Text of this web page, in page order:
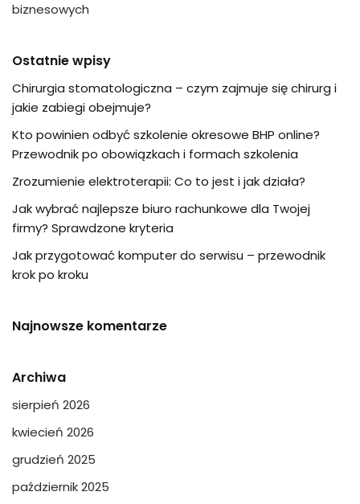
biznesowych
Ostatnie wpisy
Chirurgia stomatologiczna – czym zajmuje się chirurg i
jakie zabiegi obejmuje?
Kto powinien odbyć szkolenie okresowe BHP online?
Przewodnik po obowiązkach i formach szkolenia
Zrozumienie elektroterapii: Co to jest i jak działa?
Jak wybrać najlepsze biuro rachunkowe dla Twojej
firmy? Sprawdzone kryteria
Jak przygotować komputer do serwisu – przewodnik
krok po kroku
Najnowsze komentarze
Archiwa
sierpień 2026
kwiecień 2026
grudzień 2025
październik 2025